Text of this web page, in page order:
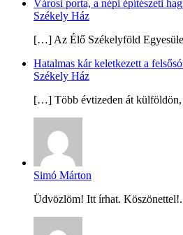
Városi porta, a népi építészeti
Székely Ház
[…] Az Élő Székelyföld
Hatalmas kár keletkezett a
Székely Ház
[…] Több évtizeden át külföldön,
Simó Márton
Üdvözlöm! Itt írhat.